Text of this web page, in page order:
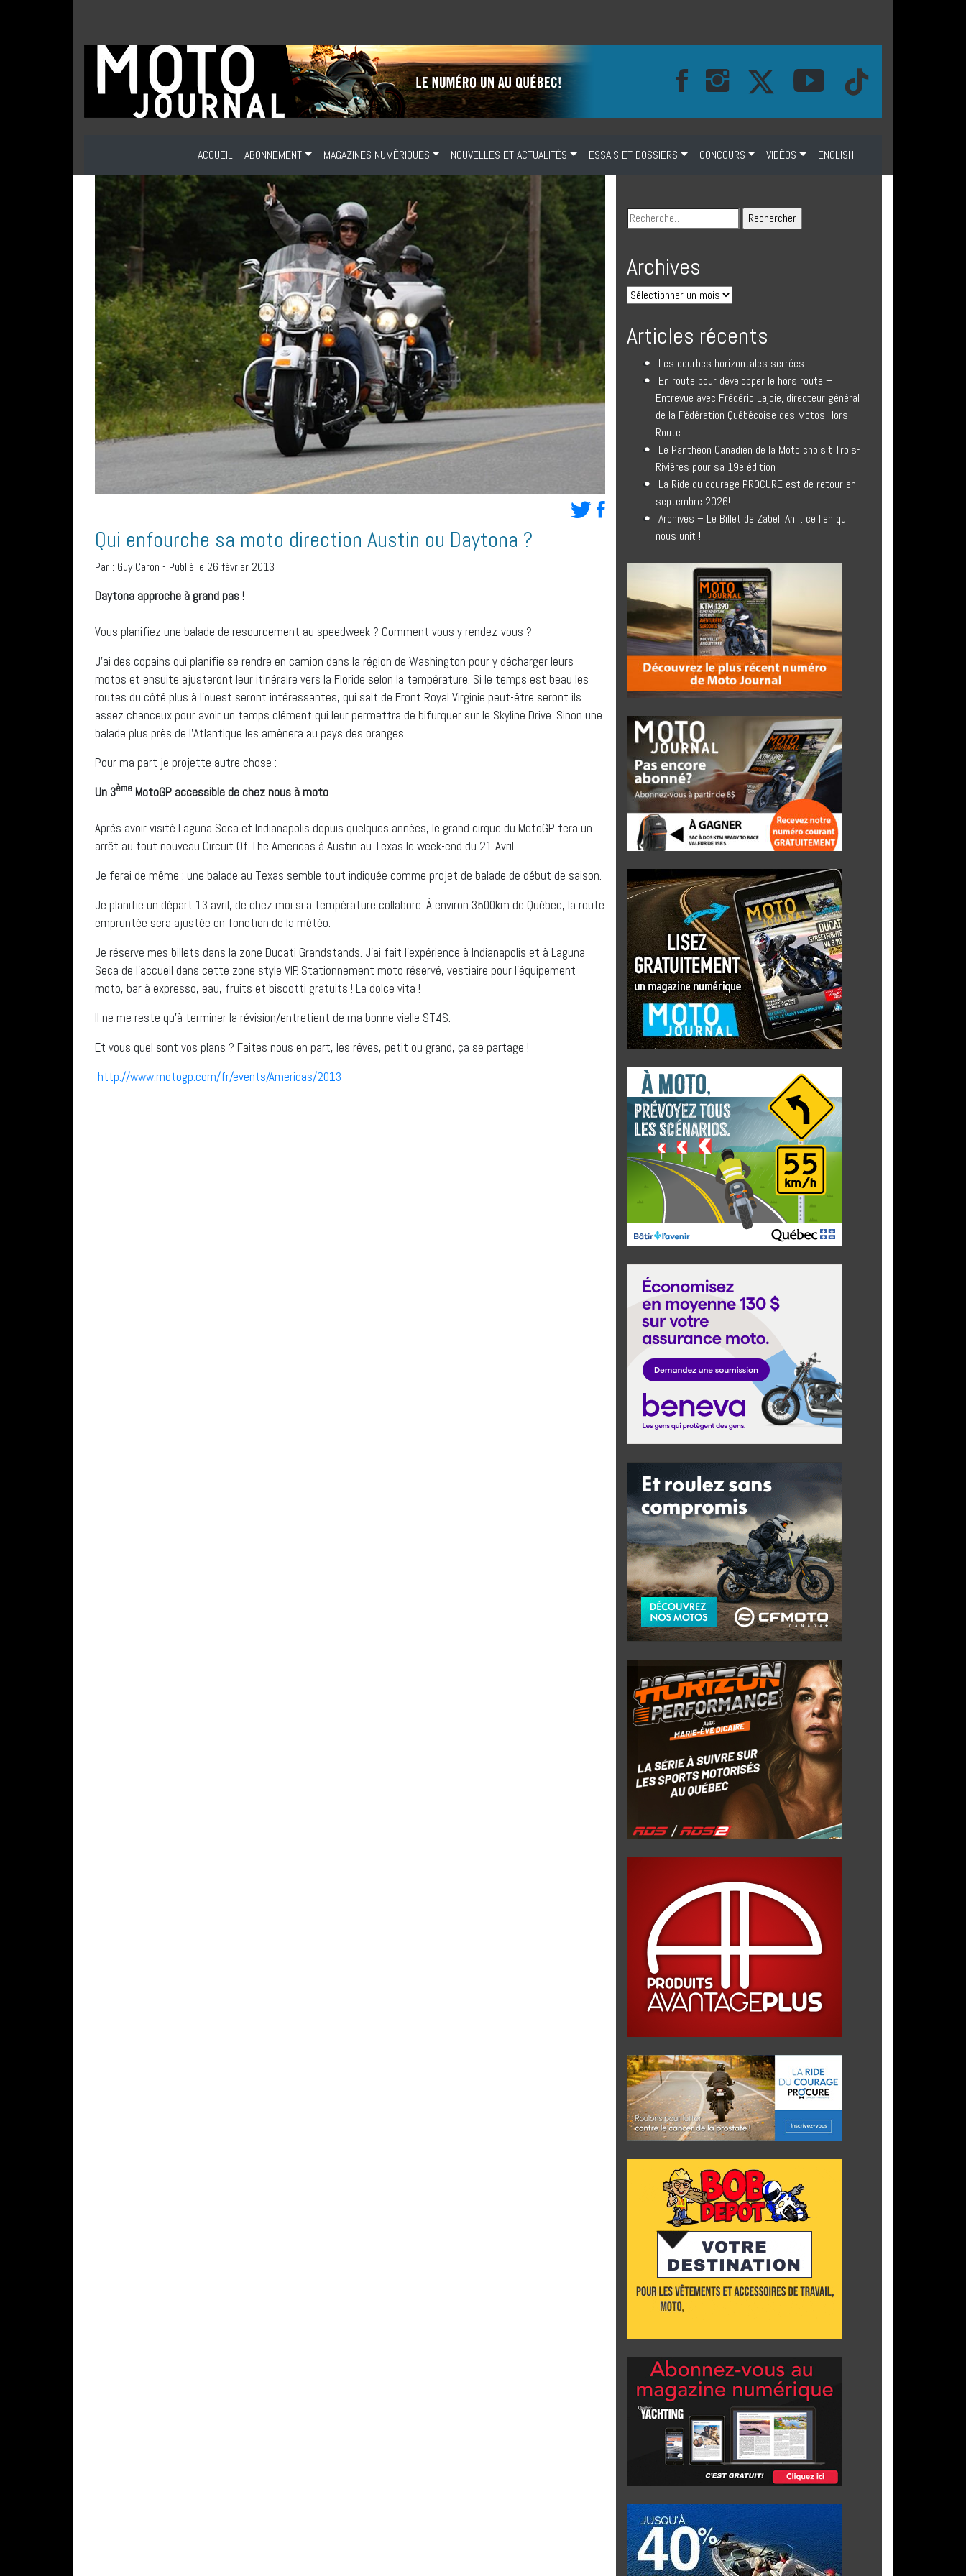
ACCUEIL ABONNEMENT MAGAZINES NUMÉRIQUES NOUVELLES ET ACTUALITÉS ESSAIS ET DOSSIERS CONCOURS VIDÉOS ENGLISH
Qui enfourche sa moto direction Austin ou Daytona ?
Par : Guy Caron - Publié le 26 février 2013
Daytona approche à grand pas !
Vous planifiez une balade de resourcement au speedweek ? Comment vous y rendez-vous ?
J’ai des copains qui planifie se rendre en camion dans la région de Washington pour y décharger leurs
motos et ensuite ajusteront leur itinéraire vers la Floride selon la température. Si le temps est beau les
routes du côté plus à l’ouest seront intéressantes, qui sait de Front Royal Virginie peut-être seront ils
assez chanceux pour avoir un temps clément qui leur permettra de bifurquer sur le Skyline Drive. Sinon une
balade plus près de l’Atlantique les amènera au pays des oranges.
Pour ma part je projette autre chose :
Un 3ème MotoGP accessible de chez nous à moto
Après avoir visité Laguna Seca et Indianapolis depuis quelques années, le grand cirque du MotoGP fera un
arrêt au tout nouveau Circuit Of The Americas à Austin au Texas le week-end du 21 Avril.
Je ferai de même : une balade au Texas semble tout indiquée comme projet de balade de début de saison.
Je planifie un départ 13 avril, de chez moi si a température collabore. À environ 3500km de Québec, la route
empruntée sera ajustée en fonction de la météo.
Je réserve mes billets dans la zone Ducati Grandstands. J’ai fait l’expérience à Indianapolis et à Laguna
Seca de l’accueil dans cette zone style VIP. Stationnement moto réservé, vestiaire pour l’équipement
moto, bar à expresso, eau, fruits et biscotti gratuits ! La dolce vita !
Il ne me reste qu’à terminer la révision/entretient de ma bonne vielle ST4S.
Et vous quel sont vos plans ? Faites nous en part, les rêves, petit ou grand, ça se partage !
http://www.motogp.com/fr/events/Americas/2013
Archives
Articles récents
Les courbes horizontales serrées
En route pour développer le hors route –
Entrevue avec Frédéric Lajoie, directeur général
de la Fédération Québécoise des Motos Hors
Route
Le Panthéon Canadien de la Moto choisit Trois-
Rivières pour sa 19e édition
La Ride du courage PROCURE est de retour en
septembre 2026!
Archives – Le Billet de Zabel. Ah… ce lien qui
nous unit !